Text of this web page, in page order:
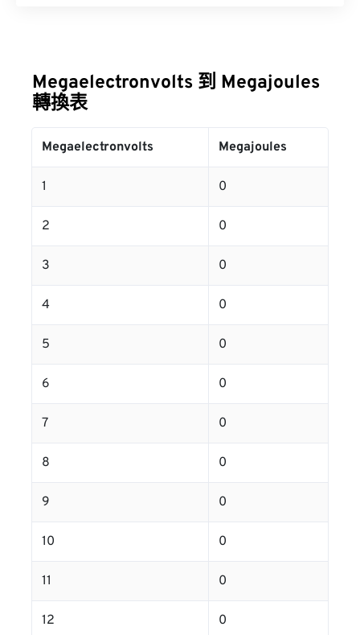
Megaelectronvolts 到 Megajoules
轉換表
Megaelectronvolts Megajoules
1 0
2 0
3 0
4 0
5 0
6 0
7 0
8 0
9 0
10 0
11 0
12 0